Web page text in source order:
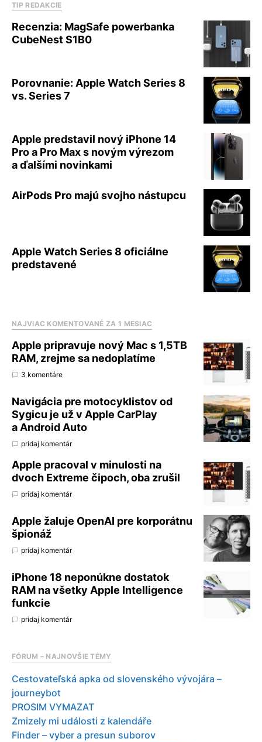
TIP REDAKCIE
Recenzia: MagSafe powerbanka
CubeNest S1B0
Porovnanie: Apple Watch Series 8
vs. Series 7
Apple predstavil nový iPhone 14
Pro a Pro Max s novým výrezom
a ďalšími novinkami
AirPods Pro majú svojho nástupcu
Apple Watch Series 8 oficiálne
predstavené
NAJVIAC KOMENTOVANÉ ZA 1 MESIAC
Apple pripravuje nový Mac s 1,5TB
RAM, zrejme sa nedoplatíme
3 komentáre
Navigácia pre motocyklistov od
Sygicu je už v Apple CarPlay
a Android Auto
pridaj komentár
Apple pracoval v minulosti na
dvoch Extreme čipoch, oba zrušil
pridaj komentár
Apple žaluje OpenAI pre korporátnu
špionáž
pridaj komentár
iPhone 18 neponúkne dostatok
RAM na všetky Apple Intelligence
funkcie
pridaj komentár
FÓRUM – NAJNOVŠIE TÉMY
Cestovateľská apka od slovenského vývojára –
journeybot
PROSIM VYMAZAT
Zmizely mi události z kalendáře
Finder – vyber a presun suborov